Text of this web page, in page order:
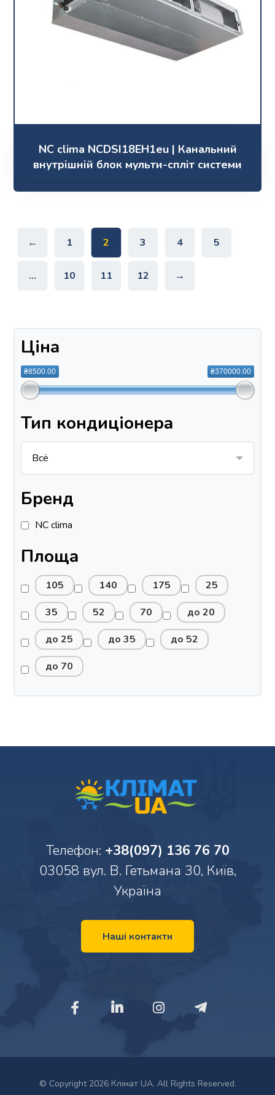
NC clima NCDSI18EH1eu | Канальний
внутрішній блок мульти-спліт системи
← 1 2 3 4 5
… 10 11 12 →
Ціна
₴8500.00 ₴370000.00
Тип кондиціонера
Бренд
NC clima
Площа
105 140 175
25
35
52 70
до 20
до 25
до 35
до 52
до 70
Телефон: +38(097) 136 76 70
03058 вул. В. Гетьмана 30, Київ,
Україна
Наші контакти
© Copyright 2026 Клімат UA. All Rights Reserved.